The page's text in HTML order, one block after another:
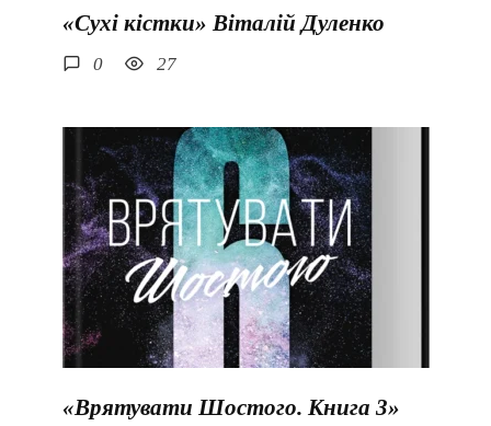
«Сухі кістки» Віталій Дуленко
0 27
«Врятувати Шостого. Книга 3»